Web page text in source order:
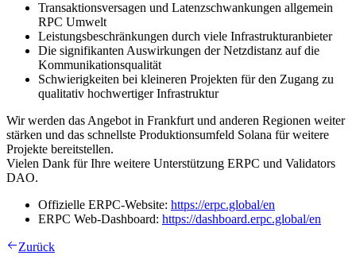
Transaktionsversagen und Latenzschwankungen allgemein
RPC Umwelt
Leistungsbeschränkungen durch viele Infrastrukturanbieter
Die signifikanten Auswirkungen der Netzdistanz auf die
Kommunikationsqualität
Schwierigkeiten bei kleineren Projekten für den Zugang zu
qualitativ hochwertiger Infrastruktur
Wir werden das Angebot in Frankfurt und anderen Regionen weiter
stärken und das schnellste Produktionsumfeld Solana für weitere
Projekte bereitstellen.
Vielen Dank für Ihre weitere Unterstützung ERPC und Validators
DAO.
Offizielle ERPC-Website: https://erpc.global/en
ERPC Web-Dashboard: https://dashboard.erpc.global/en
Zurück